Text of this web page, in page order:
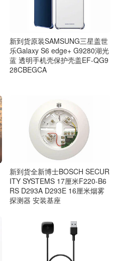
新到货原装SAMSUNG三星盖世
乐Galaxy S6 edge+ G9280湖光
蓝 透明手机壳保护壳盖EF-QG9
28CBEGCA
新到货全新博士BOSCH SECUR
ITY SYSTEMS 17厘米F220-B6
RS D293A D293E 16厘米烟雾
探测器 安装基座